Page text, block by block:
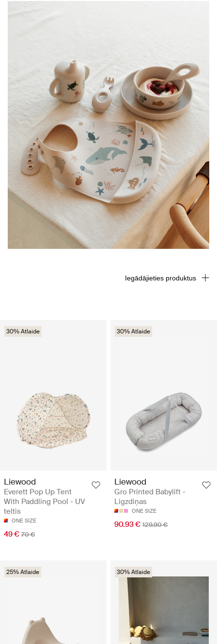
30% Atlaide
Liewood
Everett Pop Up Tent
With Paddling Pool - UV
teltis
ONE SIZE
49 € 70 €
30% Atlaide
Liewood
Gro Printed Babylift -
Ligzdiņas
ONE SIZE
90.93 € 129.90 €
25% Atlaide 30% Atlaide
Iegādājieties produktus